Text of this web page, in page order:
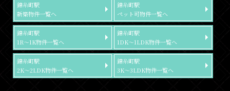
錦糸町駅
新築物件一覧へ
錦糸町駅
ペット可物件一覧へ
錦糸町駅
1R～1K物件一覧へ
錦糸町駅
1DK～1LDK物件一覧へ
錦糸町駅
2K～2LDK物件一覧へ
錦糸町駅
3K～3LDK物件一覧へ